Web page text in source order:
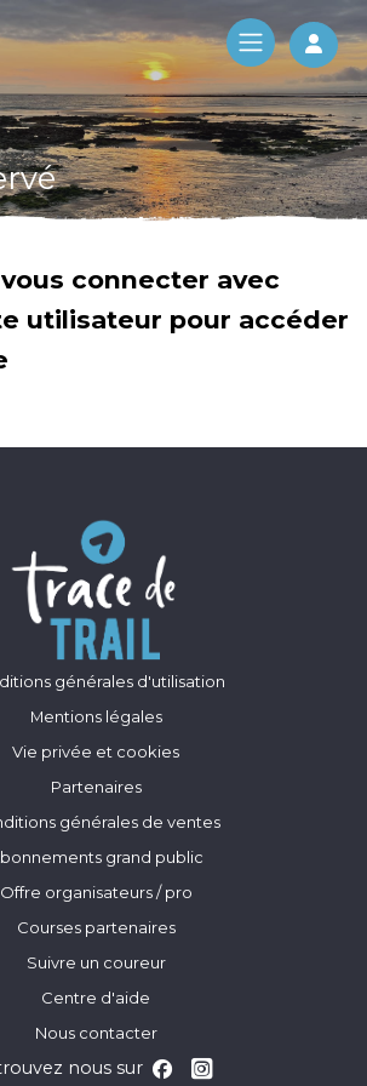
Log
connecter avec
utilisateur pour accéder
générales d'utilisation
Mentions légales
Vie privée et cookies
Partenaires
générales de ventes
grand public
Offre organisateurs / pro
Courses partenaires
Suivre un coureur
Centre d'aide
Nous contacter
nous sur